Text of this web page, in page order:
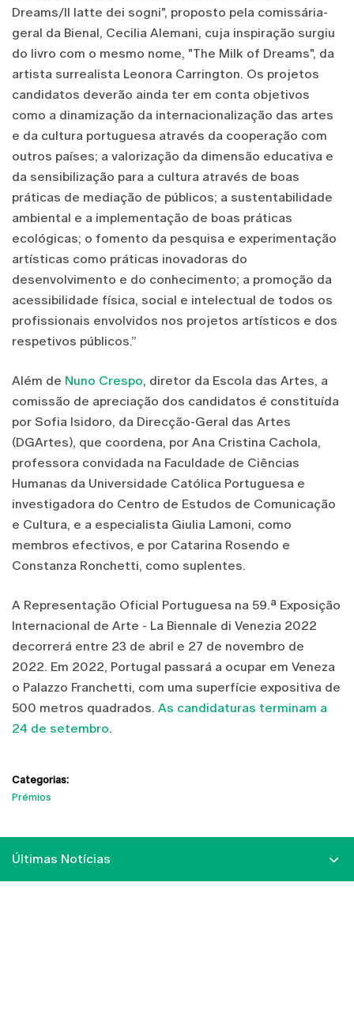
Dreams/Il latte dei sogni", proposto pela comissária-
geral da Bienal, Cecilia Alemani, cuja inspiração surgiu
do livro com o mesmo nome, "The Milk of Dreams", da
artista surrealista Leonora Carrington. Os projetos
candidatos deverão ainda ter em conta objetivos
como a dinamização da internacionalização das artes
e da cultura portuguesa através da cooperação com
outros países; a valorização da dimensão educativa e
da sensibilização para a cultura através de boas
práticas de mediação de públicos; a sustentabilidade
ambiental e a implementação de boas práticas
ecológicas; o fomento da pesquisa e experimentação
artísticas como práticas inovadoras do
desenvolvimento e do conhecimento; a promoção da
acessibilidade física, social e intelectual de todos os
profissionais envolvidos nos projetos artísticos e dos
respetivos públicos.”
Além de Nuno Crespo, diretor da Escola das Artes, a
comissão de apreciação dos candidatos é constituída
por Sofia Isidoro, da Direcção-Geral das Artes
(DGArtes), que coordena, por Ana Cristina Cachola,
professora convidada na Faculdade de Ciências
Humanas da Universidade Católica Portuguesa e
investigadora do Centro de Estudos de Comunicação
e Cultura, e a especialista Giulia Lamoni, como
membros efectivos, e por Catarina Rosendo e
Constanza Ronchetti, como suplentes.
A Representação Oficial Portuguesa na 59.ª Exposição
Internacional de Arte - La Biennale di Venezia 2022
decorrerá entre 23 de abril e 27 de novembro de
2022. Em 2022, Portugal passará a ocupar em Veneza
o Palazzo Franchetti, com uma superfície expositiva de
500 metros quadrados. As candidaturas terminam a
24 de setembro.
Categorias:
Prémios
Últimas Notícias